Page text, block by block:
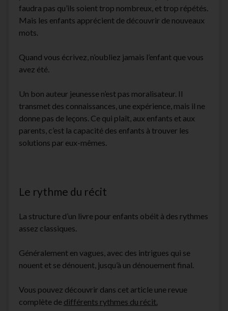
faudra pas qu’ils soient trop nombreux, et trop répétés.
Mais les enfants apprécient de découvrir de nouveaux
mots.
Quand vous écrivez, n’oubliez jamais l’enfant que vous
avez été.
Un bon auteur jeunesse n’est pas moralisateur. Il
transmet des connaissances, une expérience, mais il ne
donne pas de leçons. Ce qui plaît, aux enfants et aux
parents, c’est la capacité des enfants à trouver les
solutions par eux-mêmes.
Le rythme du récit
La structure d’un livre pour enfants obéit à des rythmes
assez classiques.
Généralement en vagues, avec des intrigues qui se
nouent et se dénouent, jusqu’à un dénouement final.
Vous pouvez découvrir dans cet article une revue
complète de différents rythmes du récit.